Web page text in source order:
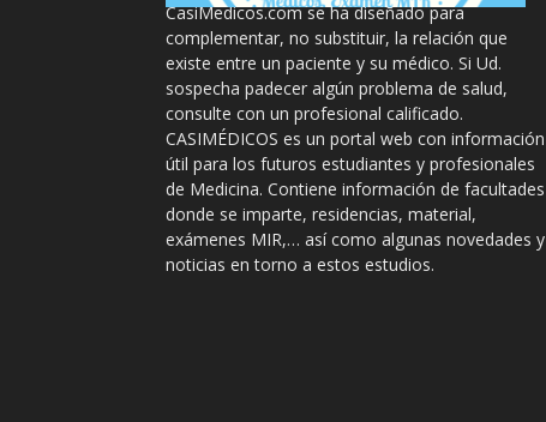
CasiMedicos.com se ha diseñado para
complementar, no substituir, la relación que
existe entre un paciente y su médico. Si Ud.
sospecha padecer algún problema de salud,
consulte con un profesional calificado.
CASIMÉDICOS es un portal web con información
útil para los futuros estudiantes y profesionales
de Medicina. Contiene información de facultades
donde se imparte, residencias, material,
exámenes MIR,… así como algunas novedades y
noticias en torno a estos estudios.